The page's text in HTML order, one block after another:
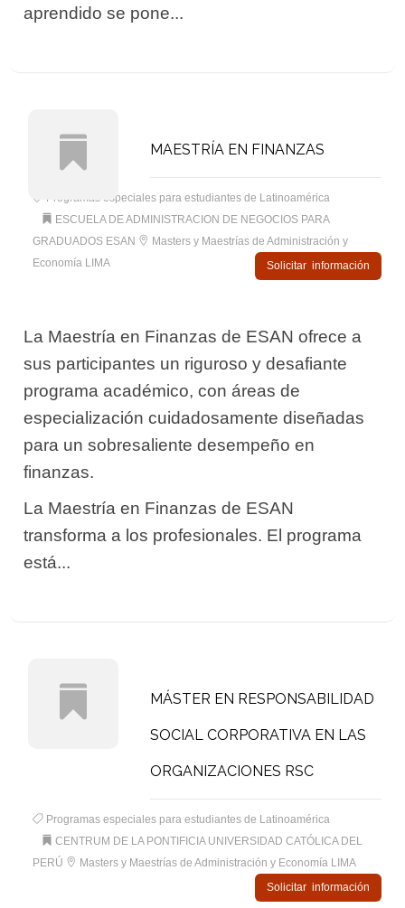
aprendido se pone...
MAESTRÍA EN FINANZAS
Programas especiales para estudiantes de Latinoamérica
ESCUELA DE ADMINISTRACION DE NEGOCIOS PARA
GRADUADOS ESAN
Masters y Maestrías de Administración y
Economía LIMA
Solicitar información
La Maestría en Finanzas de ESAN ofrece a
sus participantes un riguroso y desafiante
programa académico, con áreas de
especialización cuidadosamente diseñadas
para un sobresaliente desempeño en
finanzas.
La Maestría en Finanzas de ESAN
transforma a los profesionales. El programa
está...
MÁSTER EN RESPONSABILIDAD
SOCIAL CORPORATIVA EN LAS
ORGANIZACIONES RSC
Programas especiales para estudiantes de Latinoamérica
CENTRUM DE LA PONTIFICIA UNIVERSIDAD CATÓLICA DEL
PERÚ
Masters y Maestrías de Administración y Economía LIMA
Solicitar información